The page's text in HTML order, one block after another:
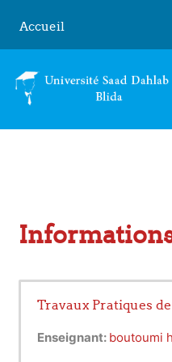
Accueil
Travaux Pratiques
Enseignant: boutoumi